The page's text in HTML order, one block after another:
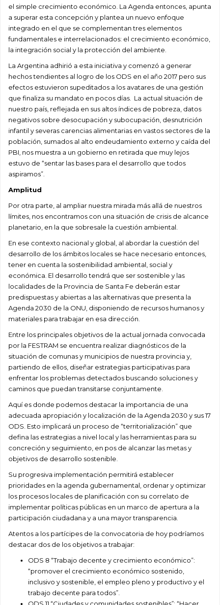
el simple crecimiento económico. La Agenda entonces, apunta
a superar esta concepción y plantea un nuevo enfoque
integrado en el que se complementan tres elementos
fundamentales e interrelacionados: el crecimiento económico,
la integración social y la protección del ambiente.
La Argentina adhirió a esta iniciativa y comenzó a generar
hechos tendientes al logro de los ODS en el año 2017 pero sus
efectos estuvieron supeditados a los avatares de una gestión
que finaliza su mandato en pocos días. La actual situación de
nuestro país, reflejada en sus altos índices de pobreza, datos
negativos sobre desocupación y subocupación, desnutrición
infantil y severas carencias alimentarias en vastos sectores de la
población, sumados al alto endeudamiento externo y caída del
PBI, nos muestra a un gobierno en retirada que muy lejos
estuvo de “sentar las bases para el desarrollo que todos
aspiramos”.
Amplitud
Por otra parte, al ampliar nuestra mirada más allá de nuestros
límites, nos encontramos con una situación de crisis de alcance
planetario, en la que sobresale la cuestión ambiental.
En ese contexto nacional y global, al abordar la cuestión del
desarrollo de los ámbitos locales se hace necesario entonces,
tener en cuenta la sostenibilidad ambiental, social y
económica. El desarrollo tendrá que ser sostenible y las
localidades de la Provincia de Santa Fe deberán estar
predispuestas y abiertas a las alternativas que presenta la
Agenda 2030 de la ONU, disponiendo de recursos humanos y
materiales para trabajar en esa dirección.
Entre los principales objetivos de la actual jornada convocada
por la FESTRAM se encuentra realizar diagnósticos de la
situación de comunas y municipios de nuestra provincia y,
partiendo de ellos, diseñar estrategias participativas para
enfrentar los problemas detectados buscando soluciones y
caminos que puedan transitarse conjuntamente.
Aquí es donde podemos destacar la importancia de una
adecuada apropiación y localización de la Agenda 2030 y sus 17
ODS. Esto implicará un proceso de “territorialización” que
defina las estrategias a nivel local y las herramientas para su
concreción y seguimiento, en pos de alcanzar las metas y
objetivos de desarrollo sostenible.
Su progresiva implementación permitirá establecer
prioridades en la agenda gubernamental, ordenar y optimizar
los procesos locales de planificación con su correlato de
implementar políticas públicas en un marco de apertura a la
participación ciudadana y a una mayor transparencia.
Atentos a los partícipes de la convocatoria de hoy podríamos
destacar dos de los objetivos a trabajar:
ODS 8 “Trabajo decente y crecimiento económico”:
“promover el crecimiento económico sostenido,
inclusivo y sostenible, el empleo pleno y productivo y el
trabajo decente para todos”.